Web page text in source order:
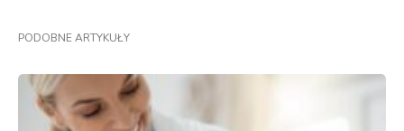
PODOBNE ARTYKUŁY